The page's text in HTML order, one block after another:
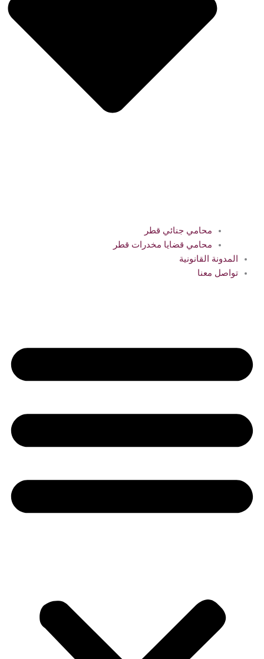
محامي جنائي قطر
محامي قضايا مخدرات قطر
المدونة القانونية
تواصل معنا